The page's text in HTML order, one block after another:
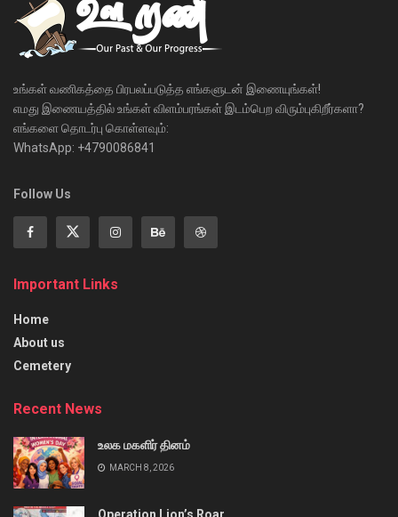
உங்கள் வணிகத்தை பிரபலப்படுத்த எங்களுடன் இணையுங்கள்!
எமது இணையத்தில் உங்கள் விளம்பரங்கள் இடம்பெற விரும்புகிறீர்களா?
எங்களை தொடர்பு கொள்ளவும்:
WhatsApp: +4790086841
Follow Us
Important Links
Home
About us
Cemetery
Recent News
உலக மகளிர் தினம்
MARCH 8, 2026
Operation Lion’s Roar